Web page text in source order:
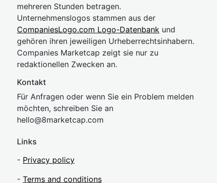
mehreren Stunden betragen.
Unternehmenslogos stammen aus der
CompaniesLogo.com Logo-Datenbank und
gehören ihren jeweiligen Urheberrechtsinhabern.
Companies Marketcap zeigt sie nur zu
redaktionellen Zwecken an.
Kontakt
Für Anfragen oder wenn Sie ein Problem melden
möchten, schreiben Sie an
hello@8marketcap.com
Links
- Privacy policy
- Terms and conditions